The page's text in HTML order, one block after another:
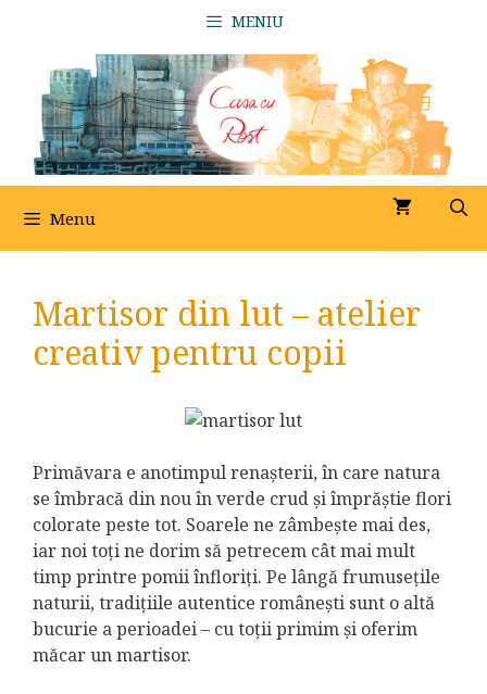
conținut
MENIU
Menu
Martisor din lut – atelier
creativ pentru copii
Primăvara e anotimpul renașterii, în care natura
se îmbracă din nou în verde crud și împrăștie flori
colorate peste tot. Soarele ne zâmbește mai des,
iar noi toți ne dorim să petrecem cât mai mult
timp printre pomii înfloriți. Pe lângă frumusețile
naturii, tradițiile autentice românești sunt o altă
bucurie a perioadei – cu toții primim și oferim
măcar un martisor.